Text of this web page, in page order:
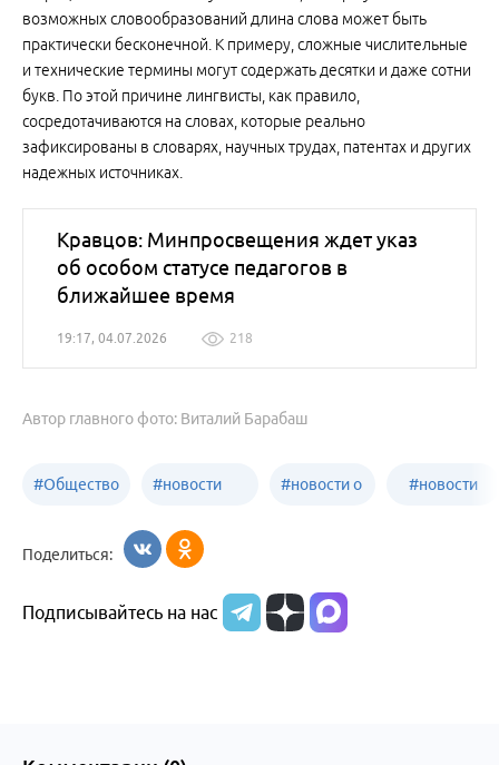
возможных словообразований длина слова может быть
практически бесконечной. К примеру, сложные числительные
и технические термины могут содержать десятки и даже сотни
букв. По этой причине лингвисты, как правило,
сосредотачиваются на словах, которые реально
зафиксированы в словарях, научных трудах, патентах и других
надежных источниках.
Кравцов: Минпросвещения ждет указ
об особом статусе педагогов в
ближайшее время
19:17, 04.07.2026 218
Автор главного фото: Виталий Барабаш
#Общество #новости
образования
#новости о
Алтайского
#новости
Поделиться:
Подписывайтесь на нас